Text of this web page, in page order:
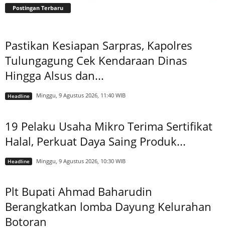
Postingan Terbaru
Pastikan Kesiapan Sarpras, Kapolres
Tulungagung Cek Kendaraan Dinas
Hingga Alsus dan...
Headline Minggu, 9 Agustus 2026, 11:40 WIB
19 Pelaku Usaha Mikro Terima Sertifikat
Halal, Perkuat Daya Saing Produk...
Headline Minggu, 9 Agustus 2026, 10:30 WIB
Plt Bupati Ahmad Baharudin
Berangkatkan lomba Dayung Kelurahan
Botoran